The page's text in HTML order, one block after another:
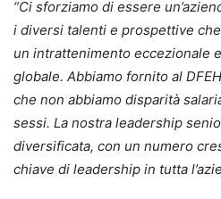
“Ci sforziamo di essere
i diversi talenti e prospettive
un intrattenimento eccezionale
globale. Abbiamo fornito al
che non abbiamo disparità
sessi. La nostra leadership
diversificata, con un numero
chiave di leadership in tutta